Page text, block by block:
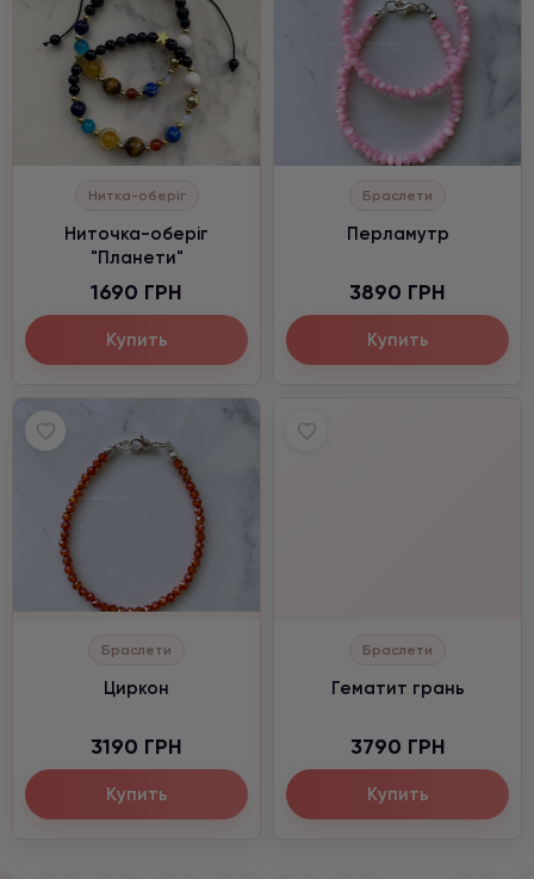
Нитка-оберіг
Ниточка-оберіг
"Планети"
1690 ГРН
Купить
Браслети
Перламутр
3890 ГРН
Купить
Браслети
Циркон
3190 ГРН
Купить
Браслети
Гематит грань
3790 ГРН
Купить